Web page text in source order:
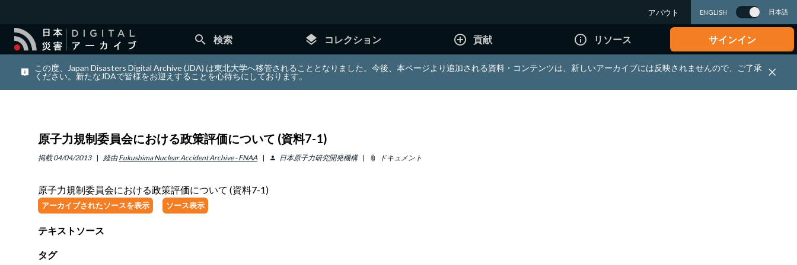
アバウト ENGLISH 日本語
search 検索 layers コレクション add_circle_outline 貢献 info_outline リソース サインイン
この度、Japan Disasters Digital Archive (JDA) は東北大学へ移管されることとなりました。今後、本ページより追加される資料・コンテンツは、新しいアーカイブには反映されませんので、ご了承
ください。新たなJDAで皆様をお迎えすることを心待ちにしております。
原子力規制委員会における政策評価について (資料7-1)
掲載 04/04/2013 経由 Fukushima Nuclear Accident Archive - FNAA person 日本原子力研究開発機構 attach_file ドキュメント
原子力規制委員会における政策評価について (資料7-1)
アーカイブされたソースを表示 ソース表示
テキストソース
タグ